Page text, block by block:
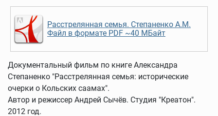
Расстрелянная семья. Степаненко А.М.
Файл в формате PDF ~40 МБайт
Документальный фильм по книге Александра
Степаненко "Расстрелянная семья: исторические
очерки о Кольских саамах".
Автор и режиссер Андрей Сычёв. Студия "Креатон".
2012 год.